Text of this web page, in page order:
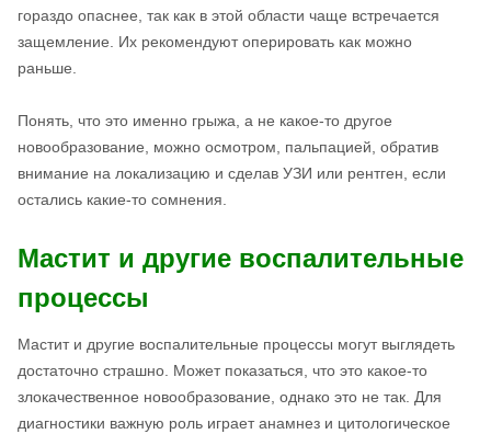
гораздо опаснее, так как в этой области чаще встречается
защемление. Их рекомендуют оперировать как можно
раньше.
Понять, что это именно грыжа, а не какое-то другое
новообразование, можно осмотром, пальпацией, обратив
внимание на локализацию и сделав УЗИ или рентген, если
остались какие-то сомнения.
Мастит и другие воспалительные
процессы
Мастит и другие воспалительные процессы могут выглядеть
достаточно страшно. Может показаться, что это какое-то
злокачественное новообразование, однако это не так. Для
диагностики важную роль играет анамнез и цитологическое